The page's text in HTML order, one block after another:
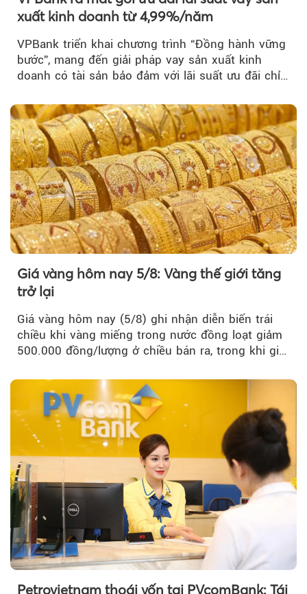
xuất kinh doanh từ 4,99%/năm
VPBank triển khai chương trình “Đồng hành vững
bước”, mang đến giải pháp vay sản xuất kinh
doanh có tài sản bảo đảm với lãi suất ưu đãi chỉ
Giá vàng hôm nay 5/8: Vàng thế giới tăng
trở lại
Giá vàng hôm nay (5/8) ghi nhận diễn biến trái
chiều khi vàng miếng trong nước đồng loạt giảm
500.000 đồng/lượng ở chiều bán ra, trong khi giá
thương hiệu.
Petrovietnam thoái vốn tại PVcomBank: Tái